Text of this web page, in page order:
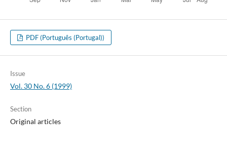
PDF (Português (Portugal))
Issue
Vol. 30 No. 6 (1999)
Section
Original articles